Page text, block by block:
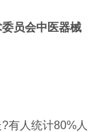
员会中医器械
有人统计80%人